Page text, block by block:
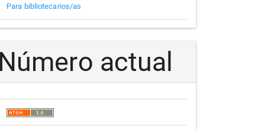
Para bibliotecarios/as
Número actual